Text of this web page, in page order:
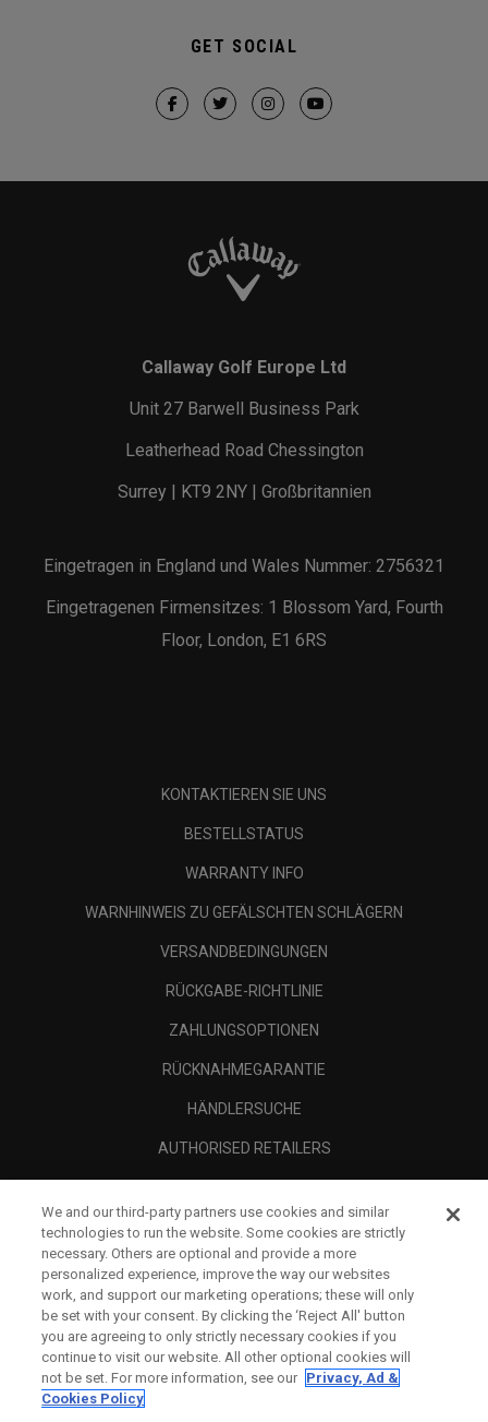
GET SOCIAL
Callaway Golf Europe Ltd
Unit 27 Barwell Business Park
Leatherhead Road Chessington
Surrey | KT9 2NY | Großbritannien
Eingetragen in England und Wales Nummer: 2756321
Eingetragenen Firmensitzes: 1 Blossom Yard, Fourth
Floor, London, E1 6RS
KONTAKTIEREN SIE UNS
BESTELLSTATUS
WARRANTY INFO
WARNHINWEIS ZU GEFÄLSCHTEN SCHLÄGERN
VERSANDBEDINGUNGEN
RÜCKGABE-RICHTLINIE
ZAHLUNGSOPTIONEN
RÜCKNAHMEGARANTIE
HÄNDLERSUCHE
AUTHORISED RETAILERS
UNTERNEHMENSPROFIL
RECHTLICHES-
We and our third-party partners use cookies and similar
technologies to run the website. Some cookies are strictly
necessary. Others are optional and provide a more
personalized experience, improve the way our websites
work, and support our marketing operations; these will only
be set with your consent. By clicking the ‘Reject All' button
you are agreeing to only strictly necessary cookies if you
continue to visit our website. All other optional cookies will
not be set. For more information, see our Privacy, Ad &
Cookies Policy